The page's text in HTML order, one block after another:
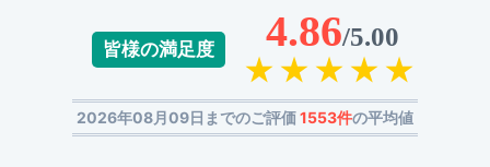
皆様の満足度 4.86/5.00
2026年08月09日までのご評価1553件の平均値